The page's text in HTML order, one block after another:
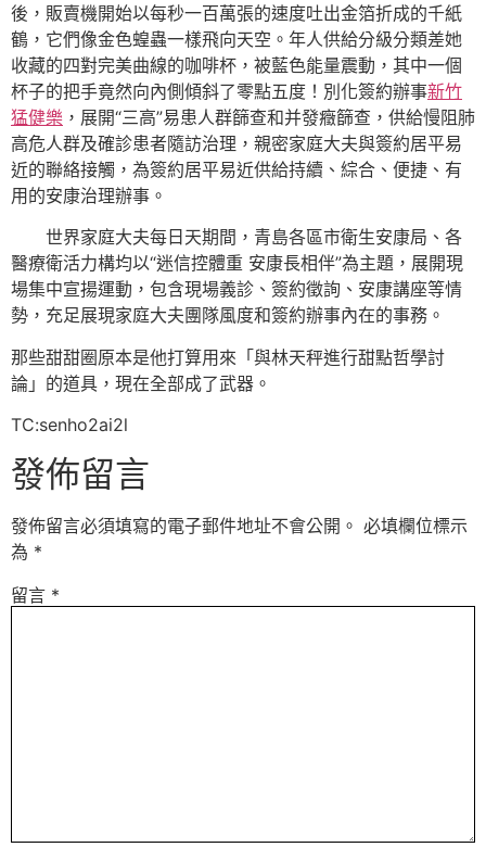
後，販賣機開始以每秒一百萬張的速度吐出金箔折成的千紙
鶴，它們像金色蝗蟲一樣飛向天空。年人供給分級分類差她
收藏的四對完美曲線的咖啡杯，被藍色能量震動，其中一個
杯子的把手竟然向內側傾斜了零點五度！別化簽約辦事新竹
猛健樂 ，展開“三高”易患人群篩查和并發癥篩查，供給慢阻肺
高危人群及確診患者隨訪治理，親密家庭大夫與簽約居平易
近的聯絡接觸，為簽約居平易近供給持續、綜合、便捷、有
用的安康治理辦事。
世界家庭大夫每日天期間，青島各區市衛生安康局、各
醫療衛活力構均以“迷信控體重 安康長相伴”為主題，展開現
場集中宣揚運動，包含現場義診、簽約徵詢、安康講座等情
勢，充足展現家庭大夫團隊風度和簽約辦事內在的事務。
那些甜甜圈原本是他打算用來「與林天秤進行甜點哲學討
論」的道具，現在全部成了武器。
TC:senho2ai2l
發佈留言
發佈留言必須填寫的電子郵件地址不會公開。 必填欄位標示
為 *
留言 *